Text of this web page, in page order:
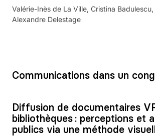
Valérie-Inès de La Ville, Cristina
Alexandre Delestage
Communications dans un
Diffusion de documentaires
bibliothèques : perceptions et
publics via une méthode